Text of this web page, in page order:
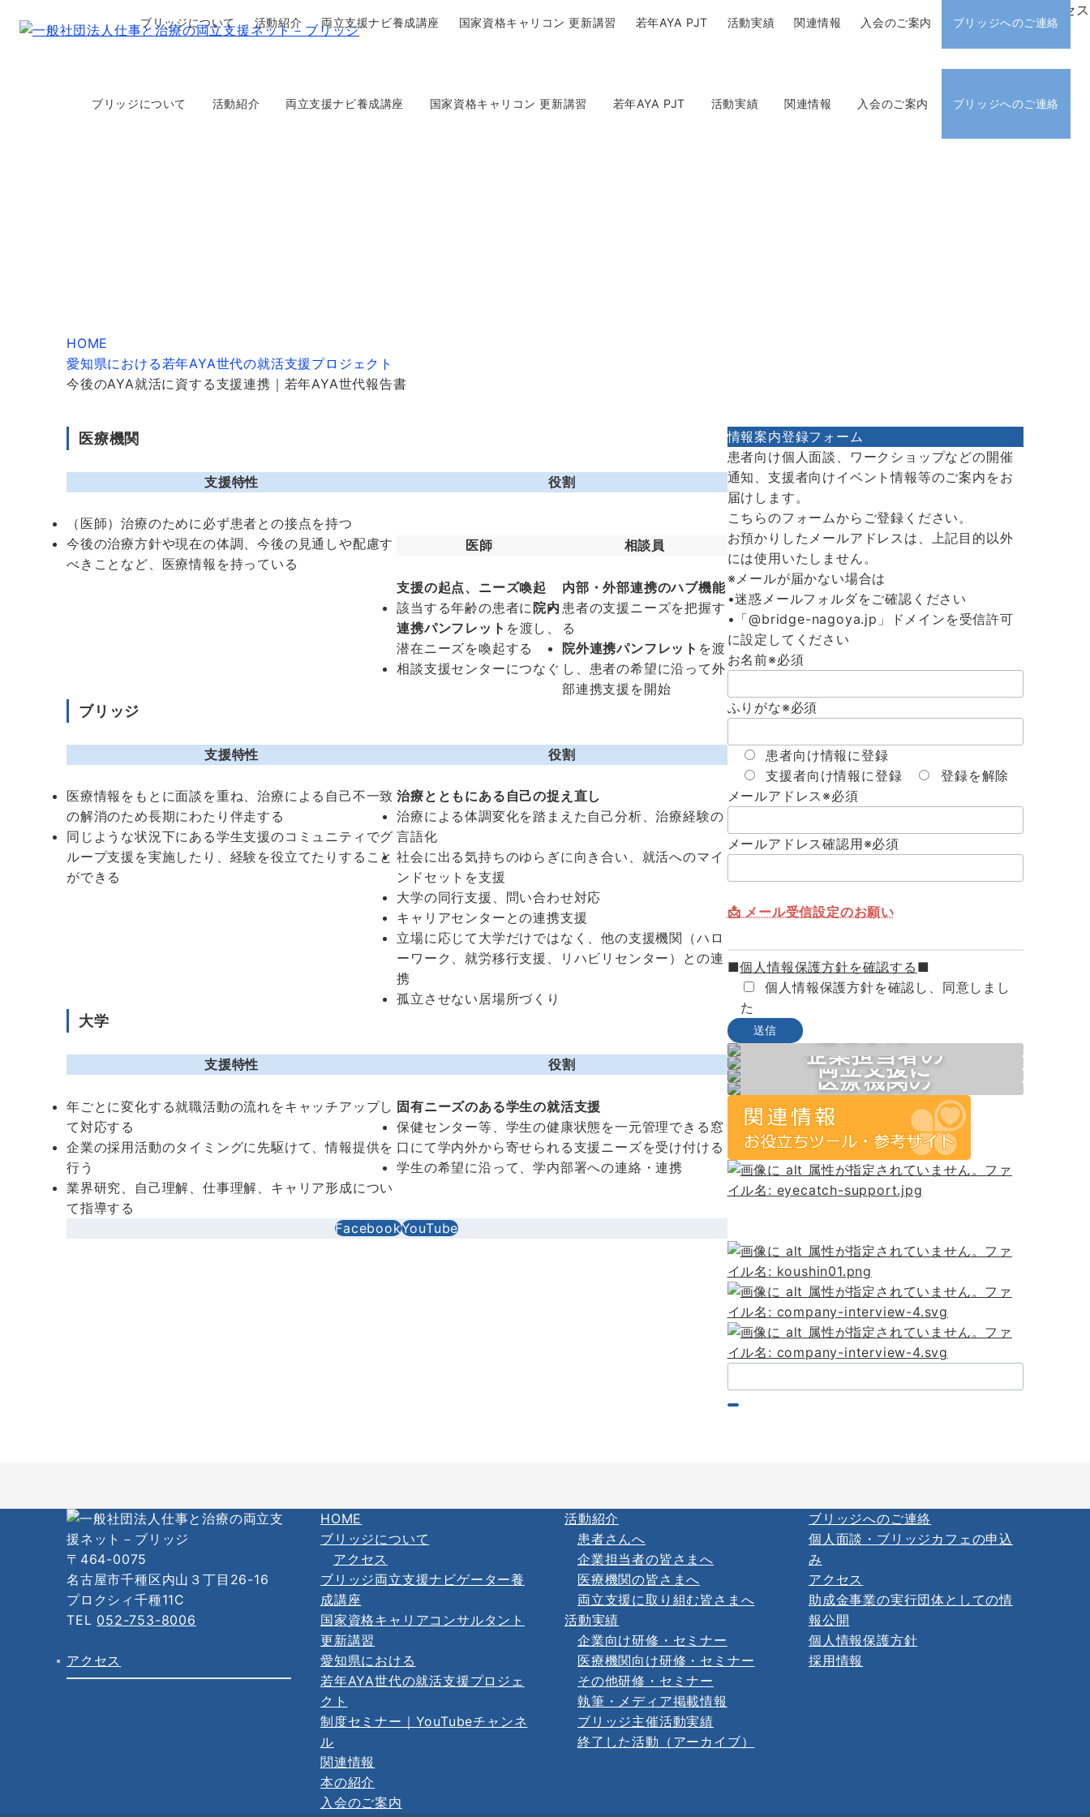
アクセス
ブリッジについて 活動紹介 両立支援ナビ養成講座 国家資格キャリコン 更新講習 若年AYA PJT 活動実績 関連情報 入会のご案内 ブリッジへのご連絡
ブリッジについて 活動紹介 両立支援ナビ養成講座 国家資格キャリコン 更新講習 若年AYA PJT 活動実績 関連情報 入会のご案内 ブリッジへのご連絡
今後のAYA就活に資する支援連携｜若年AYA世代報告書
HOME
愛知県における若年AYA世代の就活支援プロジェクト
今後のAYA就活に資する支援連携｜若年AYA世代報告書
医療機関
支援特性
（医師）治療のために必ず患者との接点を持つ
今後の治療方針や現在の体調、今後の見通しや配慮す
べきことなど、医療情報を持っている
役割
医師
支援の起点、ニーズ喚起
該当する年齢の患者に院内
連携パンフレット を渡し、
潜在ニーズを喚起する
相談支援センターにつなぐ
相談員
内部・外部連携のハブ機能
患者の支援ニーズを把握す
る
院外連携パンフレット を渡
し、患者の希望に沿って外
部連携支援を開始
ブリッジ
支援特性
医療情報をもとに面談を重ね、治療による自己不一致
の解消のため長期にわたり伴走する
同じような状況下にある学生支援のコミュニティでグ
ループ支援を実施したり、経験を役立てたりすること
ができる
役割
治療とともにある自己の捉え直し
治療による体調変化を踏まえた自己分析、治療経験の
言語化
社会に出る気持ちのゆらぎに向き合い、就活へのマイ
ンドセットを支援
大学の同行支援、問い合わせ対応
キャリアセンターとの連携支援
立場に応じて大学だけではなく、他の支援機関（ハロ
ーワーク、就労移行支援、リハビリセンター）との連
携
孤立させない居場所づくり
大学
支援特性
年ごとに変化する就職活動の流れをキャッチアップし
て対応する
企業の採用活動のタイミングに先駆けて、情報提供を
行う
業界研究、自己理解、仕事理解、キャリア形成につい
て指導する
役割
固有ニーズのある学生の就活支援
保健センター等、学生の健康状態を一元管理できる窓
口にて学内外から寄せられる支援ニーズを受け付ける
学生の希望に沿って、学内部署への連絡・連携
FacebookYouTube
情報案内登録フォーム
患者向け個人面談、ワークショップなどの開催
通知、支援者向けイベント情報等のご案内をお
届けします。
こちらのフォームからご登録ください。
お預かりしたメールアドレスは、上記目的以外
には使用いたしません。
※メールが届かない場合は
•迷惑メールフォルダをご確認ください
•「@bridge-nagoya.jp」ドメインを受信許可
に設定してください
お名前※必須
ふりがな※必須
患者向け情報に登録
支援者向け情報に登録
登録を解除
メールアドレス ※必須
メールアドレス確認用※必須
📩 メール受信設定のお願い
■個人情報保護方針を確認する ■
個人情報保護方針を確認し、同意しまし
た
個人面談・ワークショップの
お申し込みはこちら
企業担当者の
皆さまへ
両立支援に
取り組む皆様へ
医療機関の
索：
〒464-0075
名古屋市千種区内山３丁目26-16
プロクシィ千種11C
TEL 052-753-8006
アクセス
HOME
ブリッジについて
アクセス
ブリッジ両立支援ナビゲーター養
成講座
国家資格キャリアコンサルタント
更新講習
愛知県における
若年AYA世代の就活支援プロジェ
クト
制度セミナー｜YouTubeチャンネ
ル
関連情報
本の紹介
入会のご案内
活動紹介
患者さんへ
企業担当者の皆さまへ
医療機関の皆さまへ
両立支援に取り組む皆さまへ
活動実績
企業向け研修・セミナー
医療機関向け研修・セミナー
その他研修・セミナー
執筆・メディア掲載情報
ブリッジ主催活動実績
終了した活動（アーカイブ）
ブリッジへのご連絡
個人面談・ブリッジカフェの申込
み
アクセス
助成金事業の実行団体としての情
報公開
個人情報保護方針
採用情報